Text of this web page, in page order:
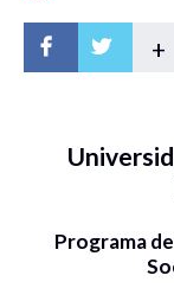
+
Programa